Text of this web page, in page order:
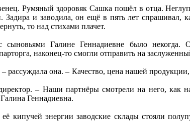
Румяный здоровяк Сашка пошёл в отца.
и заводила, он ещё в пять лет спрашивал,
то над стихами плачет.
сыновьями Галине Геннадиевне было
наконец-то смогли отправить на
– рассуждала она. – Качество, цена нашей
– Наши партнёры смотрели на него, как
Геннадиевна.
её кипучей энергии заводские склады стояли